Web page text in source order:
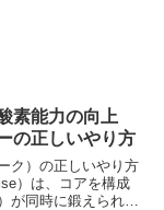
素能力の向上
の正しいやり方
ク）の正しいやり方
）は、コアを構成
が同時に鍛えられる